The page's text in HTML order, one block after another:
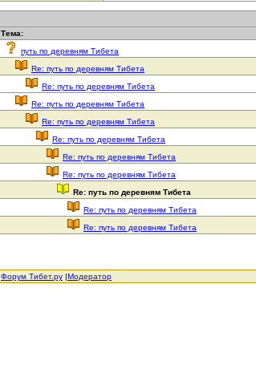
Тема:
путь по деревням Тибета
Re: путь по деревням Тибета
Re: путь по деревням Тибета
Re: путь по деревням Тибета
Re: путь по деревням Тибета
Re: путь по деревням Тибета
Re: путь по деревням Тибета
Re: путь по деревням Тибета
Re: путь по деревням Тибета
Re: путь по деревням Тибета
Re: путь по деревням Тибета
Форум Тибет.ру |Модератор